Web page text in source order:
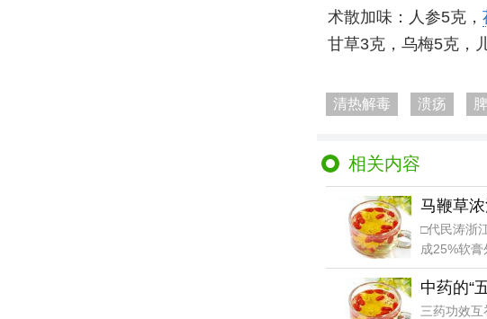
术散加味：人参5克，
甘草3克，乌梅5克，
清热解毒 溃疡
相关内容
马鞭草
□代民涛浙
成25%软
中药的“
三药功效